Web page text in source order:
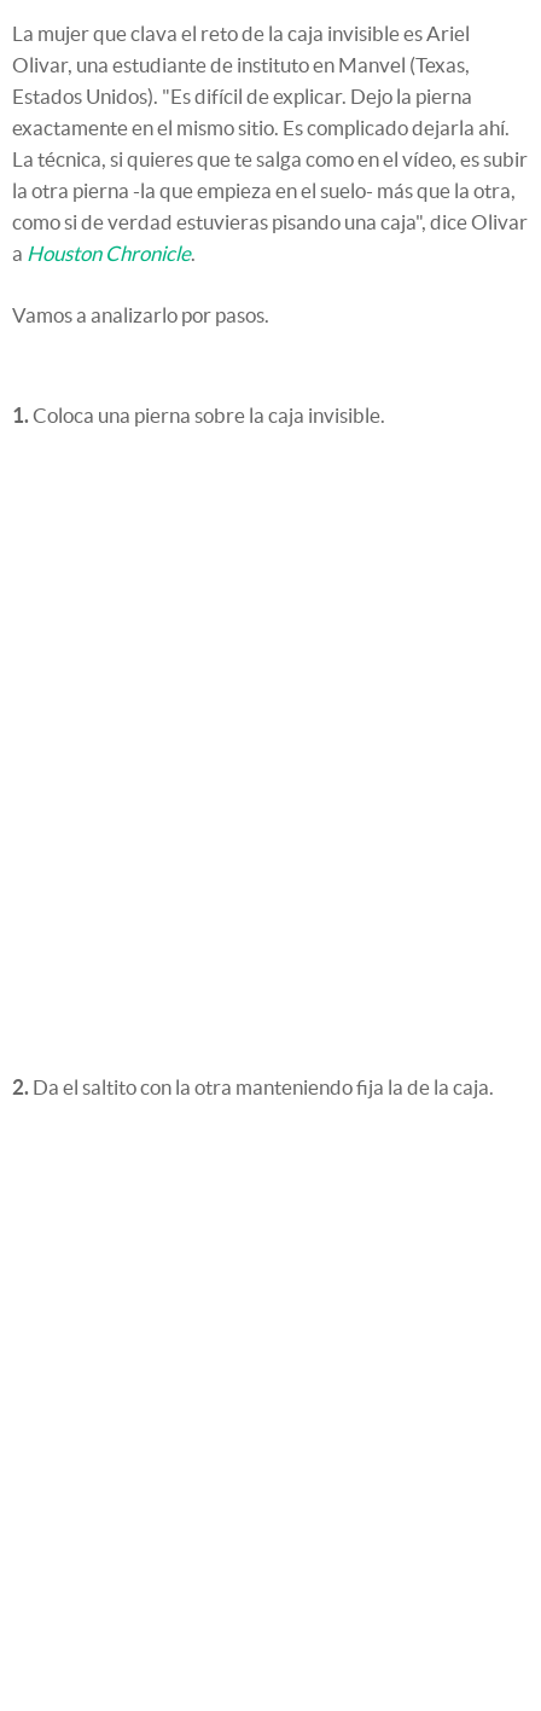
La mujer que clava el reto de la caja invisible es Ariel
Olivar, una estudiante de instituto en Manvel (Texas,
Estados Unidos). "Es difícil de explicar. Dejo la pierna
exactamente en el mismo sitio. Es complicado dejarla ahí.
La técnica, si quieres que te salga como en el vídeo, es subir
la otra pierna -la que empieza en el suelo- más que la otra,
como si de verdad estuvieras pisando una caja", dice Olivar
a Houston Chronicle.
Vamos a analizarlo por pasos.
1.Coloca una pierna sobre la caja invisible.
2. Da el saltito con la otra manteniendo fija la de la caja.